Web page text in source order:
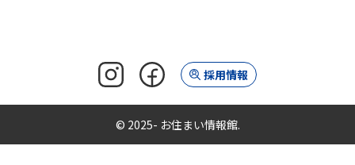
採用情報
© 2025- お住まい情報館.